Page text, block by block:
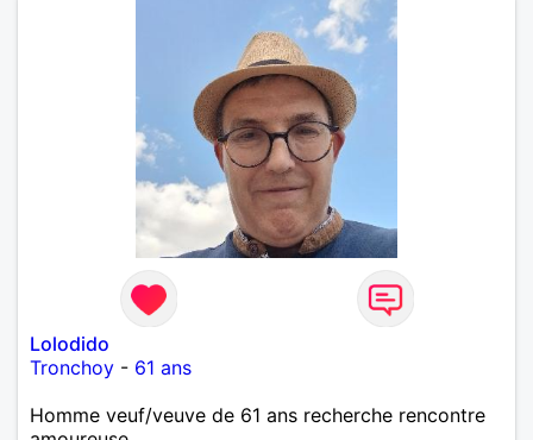
autant être trop locace. Je suis bourré de qualités
avec très peu de défauts. Je suis altruiste,
bienveillant, empathique, attentionné, honnête,
respectueux, doux de caractère et compréhensif : je
laisse « glisser » beaucoup de choses. Mais ne vous
m’éprenez pas Mesdames, si une personne que
j’aime me trahit une fois, il n’y aura pas de seconde
chance et je l’effacerai à « vitam eternam ».
Néanmoins, je suis un tout petit peu maniaque ainsi
qu’impatient. J’essaye de faire des efforts. Rien de
bien dramatique ! Du moins je le pense……Je suis un
homme facile à vivre. À vous si vous le souhaitez,
d’apprendre à me connaître davantage. J’en serai
ravi….A très bientôt je l’espère.
Lolodido
Tronchoy - 61 ans
Homme veuf/veuve de 61 ans recherche rencontre